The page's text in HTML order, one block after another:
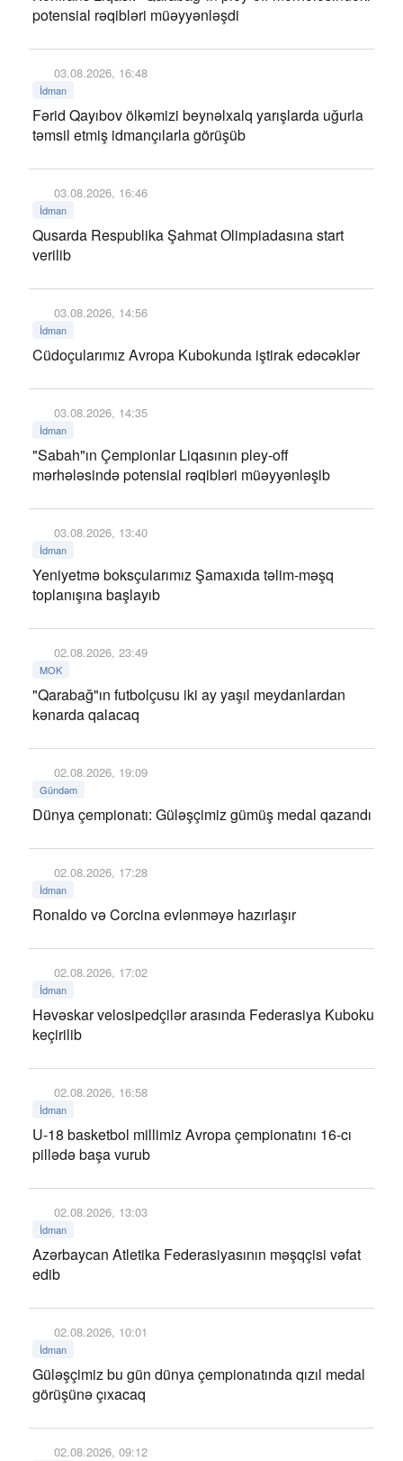
potensial rəqibləri müəyyənləşdi
03.08.2026, 16:48
İdman
Fərid Qayıbov ölkəmizi beynəlxalq yarışlarda uğurla
təmsil etmiş idmançılarla görüşüb
03.08.2026, 16:46
İdman
Qusarda Respublika Şahmat Olimpiadasına start
verilib
03.08.2026, 14:56
İdman
Cüdoçularımız Avropa Kubokunda iştirak edəcəklər
03.08.2026, 14:35
İdman
"Sabah"ın Çempionlar Liqasının pley-off
mərhələsində potensial rəqibləri müəyyənləşib
03.08.2026, 13:40
İdman
Yeniyetmə boksçularımız Şamaxıda təlim-məşq
toplanışına başlayıb
02.08.2026, 23:49
MOK
"Qarabağ"ın futbolçusu iki ay yaşıl meydanlardan
kənarda qalacaq
02.08.2026, 19:09
Gündəm
Dünya çempionatı: Güləşçimiz gümüş medal qazandı
02.08.2026, 17:28
İdman
Ronaldo və Corcina evlənməyə hazırlaşır
02.08.2026, 17:02
İdman
Həvəskar velosipedçilər arasında Federasiya Kuboku
keçirilib
02.08.2026, 16:58
İdman
U-18 basketbol millimiz Avropa çempionatını 16-cı
pillədə başa vurub
02.08.2026, 13:03
İdman
Azərbaycan Atletika Federasiyasının məşqçisi vəfat
edib
02.08.2026, 10:01
İdman
Güləşçimiz bu gün dünya çempionatında qızıl medal
görüşünə çıxacaq
02.08.2026, 09:12